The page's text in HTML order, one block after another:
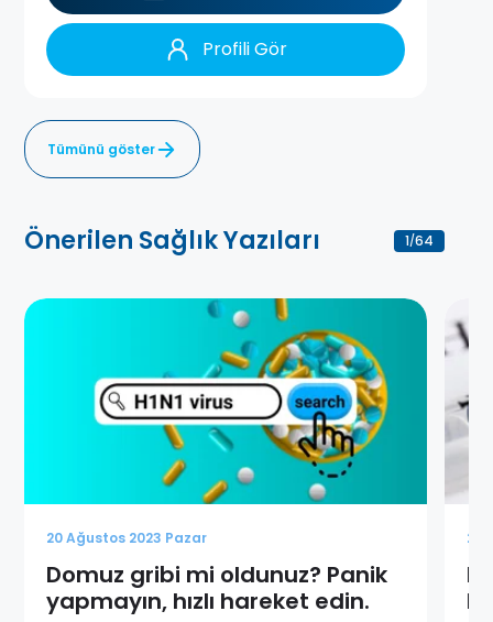
Profili Gör
Tümünü göster
Önerilen Sağlık Yazıları 1/64
20 Ağustos 2023 Pazar
Domuz gribi mi oldunuz? Panik
yapmayın, hızlı hareket edin.
20